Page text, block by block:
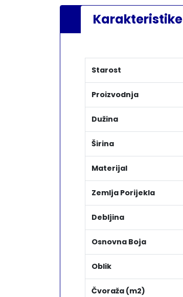
Karakteristike
Starost
Proizvodnja
Dužina
Širina
Materijal
Zemlja Porijekla
Debljina
Osnovna Boja
Oblik
Čvoraža (m2)